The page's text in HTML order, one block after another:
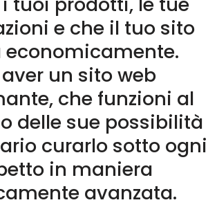
e che il tuo sito
economicamente.
aver un sito web
che funzioni al
delle sue possibilità
curarlo sotto ogni
in maniera
avanzata.